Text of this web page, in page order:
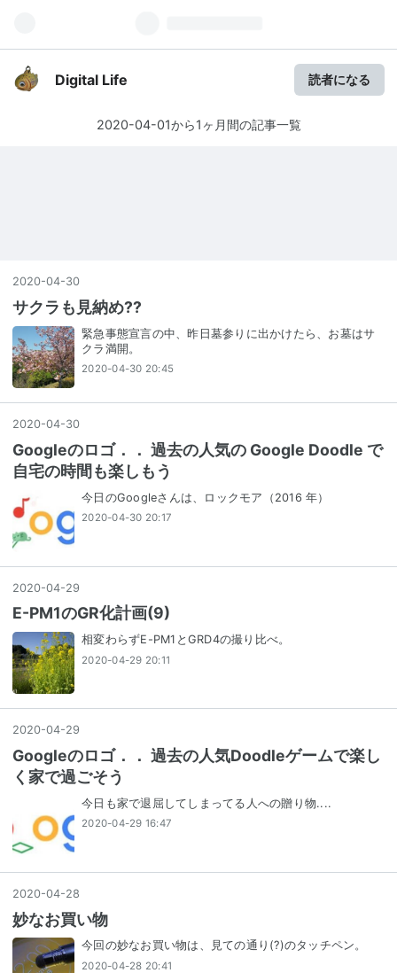
Digital Life 読者になる
2020-04-01から1ヶ月間の記事一覧
2020-04-30
サクラも見納め??
緊急事態宣言の中、昨日墓参りに出かけたら、お墓はサ
クラ満開。
2020-04-30 20:45
2020-04-30
Googleのロゴ．． 過去の人気の Google Doodle で
自宅の時間も楽しもう
今日のGoogleさんは、ロックモア（2016 年）
2020-04-30 20:17
2020-04-29
E-PM1のGR化計画(9)
相変わらずE-PM1とGRD4の撮り比べ。
2020-04-29 20:11
2020-04-29
Googleのロゴ．． 過去の人気Doodleゲームで楽し
く家で過ごそう
今日も家で退屈してしまってる人への贈り物....
2020-04-29 16:47
2020-04-28
妙なお買い物
今回の妙なお買い物は、見ての通り(?)のタッチペン。
2020-04-28 20:41